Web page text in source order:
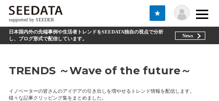
supported by SEEDER
★
日本国内外の先端事例や生活者トレンドをSEEDATA独自の視点で分析
し、ブログ形式で配信しています。
News
TRENDS ～Wave of the future～
イノベーターの皆さんのアイデアの引き出しを増やせるトレンド情報を配信します。
様々な記事クリッピング集をまとめました。